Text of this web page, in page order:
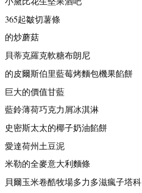
365起皺切薯條
的炒蘑菇
貝蒂克羅克軟糖布朗尼
的皮爾斯伯里藍莓烤麵包機果餡餅
巨大的價值甘藍
藍鈴薄荷巧克力屑冰淇淋
史密斯太太的椰子奶油餡餅
愛達荷州土豆泥
米勒的全麥意大利麵條
貝爾玉米卷酷牧場多力多滋瘋子塔科